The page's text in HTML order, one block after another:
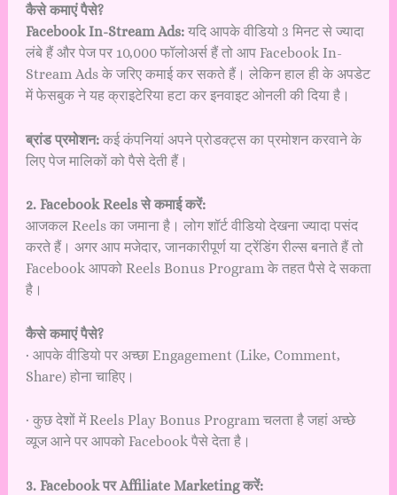
कैसे कमाएं पैसे?
Facebook In-Stream Ads:यदि आपके वीडियो 3 मिनट से ज्यादा
लंबे हैं और पेज पर 10,000 फॉलोअर्स हैं तो आप Facebook In-
Stream Ads के जरिए कमाई कर सकते हैं। लेकिन हाल ही के अपडेट
में फेसबुक ने यह क्राइटेरिया हटा कर इनवाइट ओनली की दिया है।
ब्रांड प्रमोशन:कई कंपनियां अपने प्रोडक्ट्स का प्रमोशन करवाने के
लिए पेज मालिकों को पैसे देती हैं।
2. Facebook Reels से कमाई करें:
आजकल Reels का जमाना है। लोग शॉर्ट वीडियो देखना ज्यादा पसंद
करते हैं। अगर आप मजेदार, जानकारीपूर्ण या ट्रेंडिंग रील्स बनाते हैं तो
Facebook आपको Reels Bonus Program के तहत पैसे दे सकता
है।
कैसे कमाएं पैसे?
· आपके वीडियो पर अच्छा Engagement (Like, Comment,
Share) होना चाहिए।
· कुछ देशों में Reels Play Bonus Program चलता है जहां अच्छे
व्यूज आने पर आपको Facebook पैसे देता है।
3. Facebook पर Affiliate Marketing करें: